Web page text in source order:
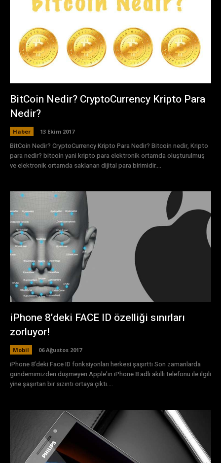
BitCoin Nedir? CryptoCurrency Kripto Para
Nedir?
Haber 13 Ekim 2017
BitCoin Nedir? CryptoCurrency Kripto Para Nedir? Bitcoin nedir, Kripto
para nedir? bitcoin yani kripto para elektronik ortamda oluşturulmuş
ve elektronik ortamda saklanan dijital para birimidir....
iPhone 8’deki FACE ID özelliği sınırları
zorluyor!
Mobil 06 Ağustos 2017
iPhone 8’deki Face ID fonksiyonları herkesi şaşırttı Son zamanlarda
gündemimizden düşmeyen Apple’ın iPhone 8 adlı akıllı telefonu ile ilgili
yine şaşırtan bir sızıntı ortaya çıktı....